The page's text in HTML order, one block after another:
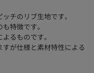
チのリブ生地です。
特徴です。
るものです。
が仕様と素材特性による